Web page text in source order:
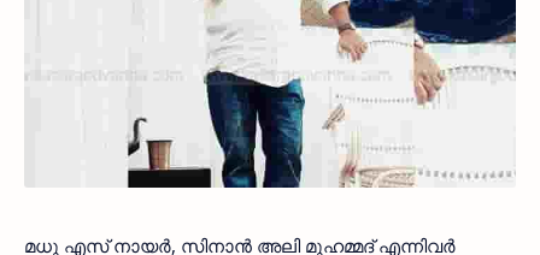
മധു എസ് നായര്‍, സിനാന്‍ അലി മുഹമ്മദ് എന്നിവര്‍